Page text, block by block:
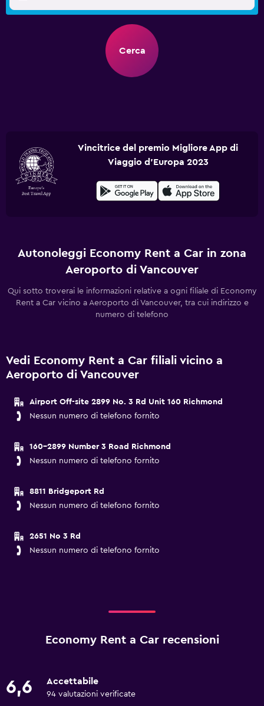
Cerca
Vincitrice del premio Migliore App di
Viaggio d'Europa 2023
Autonoleggi Economy Rent a Car in zona
Aeroporto di Vancouver
Qui sotto troverai le informazioni relative a ogni filiale di Economy
Rent a Car vicino a Aeroporto di Vancouver, tra cui indirizzo e
numero di telefono
Vedi Economy Rent a Car filiali vicino a
Aeroporto di Vancouver
Airport Off-site 2899 No. 3 Rd Unit 160 Richmond
Nessun numero di telefono fornito
160-2899 Number 3 Road Richmond
Nessun numero di telefono fornito
8811 Bridgeport Rd
Nessun numero di telefono fornito
2651 No 3 Rd
Nessun numero di telefono fornito
Economy Rent a Car recensioni
6,6 Accettabile
94 valutazioni verificate